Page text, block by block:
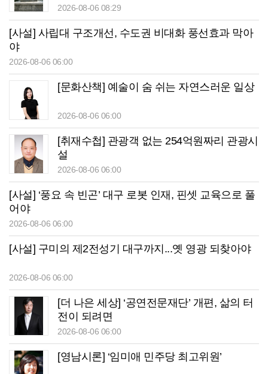
2026-08-06 08:29
[사설] 사립대 구조개선, 수도권 비대화 풍선효과 막아
야
2026-08-06 06:00
[문화산책] 예술이 숨 쉬는 자연스러운 일상
2026-08-06 06:00
[취재수첩] 관광객 없는 254억원짜리 관광시
설
2026-08-06 06:00
[사설] ‘풍요 속 빈곤’ 대구 로봇 인재, 핀셋 교육으로 풀
어야
2026-08-06 06:00
[사설] 구미의 제2전성기 대구까지...옛 영광 되찾아야
2026-08-06 06:00
[더 나은 세상] ‘공연전문재단’ 개편, 삶의 터
전이 되려면
2026-08-06 06:00
[영남시론] ‘임미애 민주당 최고위원’